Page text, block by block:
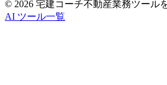
© 2026 宅建コーチ不動産業務ツール
AI ツール一覧